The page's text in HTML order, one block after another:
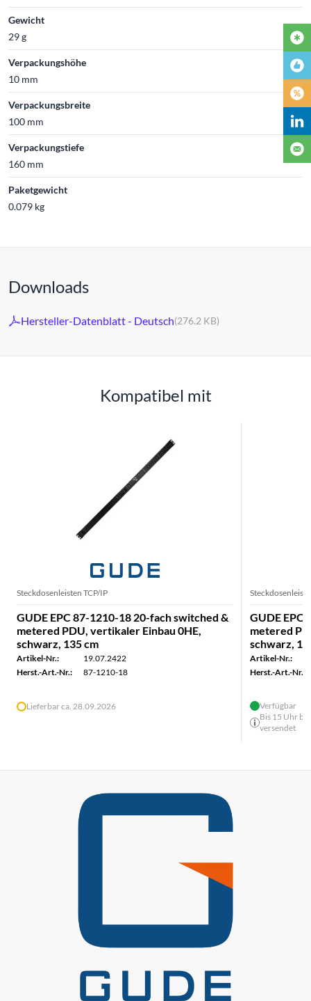
Gewicht
29 g
Verpackungshöhe
10 mm
Verpackungsbreite
100 mm
Verpackungstiefe
160 mm
Paketgewicht
0.079 kg
Downloads
Hersteller-Datenblatt - Deutsch(276.2 KB)
Kompatibel mit
Steckdosenleisten TCP/IP
GUDE EPC 87-1210-18 20-fach switched &
metered PDU, vertikaler Einbau 0HE,
schwarz, 135 cm
Artikel-Nr.:
19.07.2422
Herst.-Art.-Nr.:
87-1210-18
Lieferbar ca. 28.09.2026
GUDE EPC
metered
schwarz,
Artikel-Nr.:
Herst.-Art.-Nr.:
Verfügbar
Bis 15 Uhr
versendet